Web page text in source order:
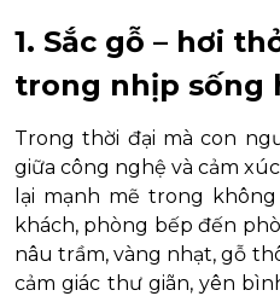
1. Sắc gỗ – hơi
trong nhịp sống
Trong thời đại mà con
giữa công nghệ và cảm
lại mạnh mẽ trong
khách, phòng bếp đến
nâu trầm, vàng nhạt, gỗ
cảm giác thư giãn, yên